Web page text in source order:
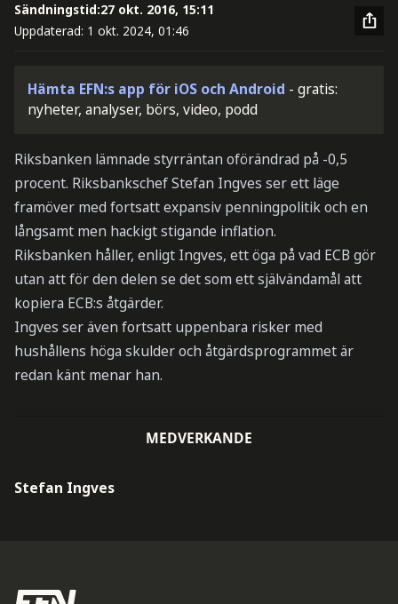
Sändningstid:27 okt. 2016, 15:11
Uppdaterad: 1 okt. 2024, 01:46
Hämta EFN:s app för iOS och Android - gratis:
nyheter, analyser, börs, video, podd
Riksbanken lämnade styrräntan oförändrad på -0,5
procent. Riksbankschef Stefan Ingves ser ett läge
framöver med fortsatt expansiv penningpolitik och en
långsamt men hackigt stigande inflation.
Riksbanken håller, enligt Ingves, ett öga på vad ECB gör
utan att för den delen se det som ett självändamål att
kopiera ECB:s åtgärder.
Ingves ser även fortsatt uppenbara risker med
hushållens höga skulder och åtgärdsprogrammet är
redan känt menar han.
MEDVERKANDE
Stefan Ingves